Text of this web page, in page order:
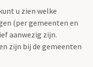
u zien welke
(per gemeenten en
aanwezig zijn.
zijn bij de gemeenten